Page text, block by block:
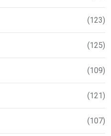
(123)
(125)
(109)
(121)
(107)